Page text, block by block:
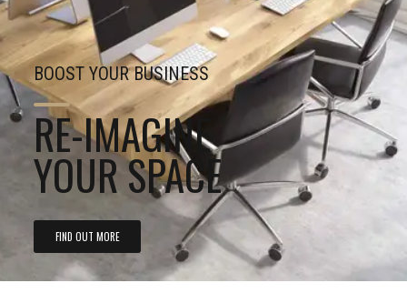
BOOST YOUR BUSINESS
RE-IMAGINE
YOUR SPACE